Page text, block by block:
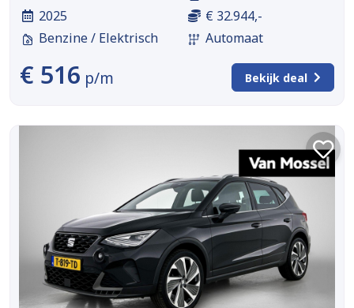
2025
Benzine / Elektrisch
€ 32.944,-
Automaat
€ 516 p/m Bekijk deal